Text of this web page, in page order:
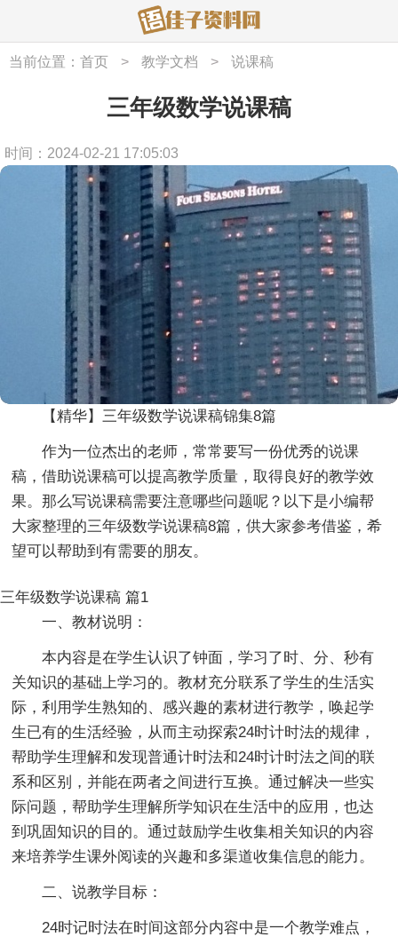
当前位置： 首页 > 教学文档 > 说课稿
三年级数学说课稿
时间：2024-02-21 17:05:03
【精华】三年级数学说课稿锦集8篇
作为一位杰出的老师，常常要写一份优秀的说课
稿，借助说课稿可以提高教学质量，取得良好的教学效
果。那么写说课稿需要注意哪些问题呢？以下是小编帮
大家整理的三年级数学说课稿8篇，供大家参考借鉴，希
望可以帮助到有需要的朋友。
三年级数学说课稿 篇1
一、教材说明：
本内容是在学生认识了钟面，学习了时、分、秒有
关知识的基础上学习的。教材充分联系了学生的生活实
际，利用学生熟知的、感兴趣的素材进行教学，唤起学
生已有的生活经验，从而主动探索24时计时法的规律，
帮助学生理解和发现普通计时法和24时计时法之间的联
系和区别，并能在两者之间进行互换。通过解决一些实
际问题，帮助学生理解所学知识在生活中的应用，也达
到巩固知识的目的。通过鼓励学生收集相关知识的内容
来培养学生课外阅读的兴趣和多渠道收集信息的能力。
二、说教学目标：
24时记时法在时间这部分内容中是一个教学难点，